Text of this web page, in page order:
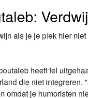
als je je plek hier niet
heeft fel
die niet integreren.
omdat je humoristen